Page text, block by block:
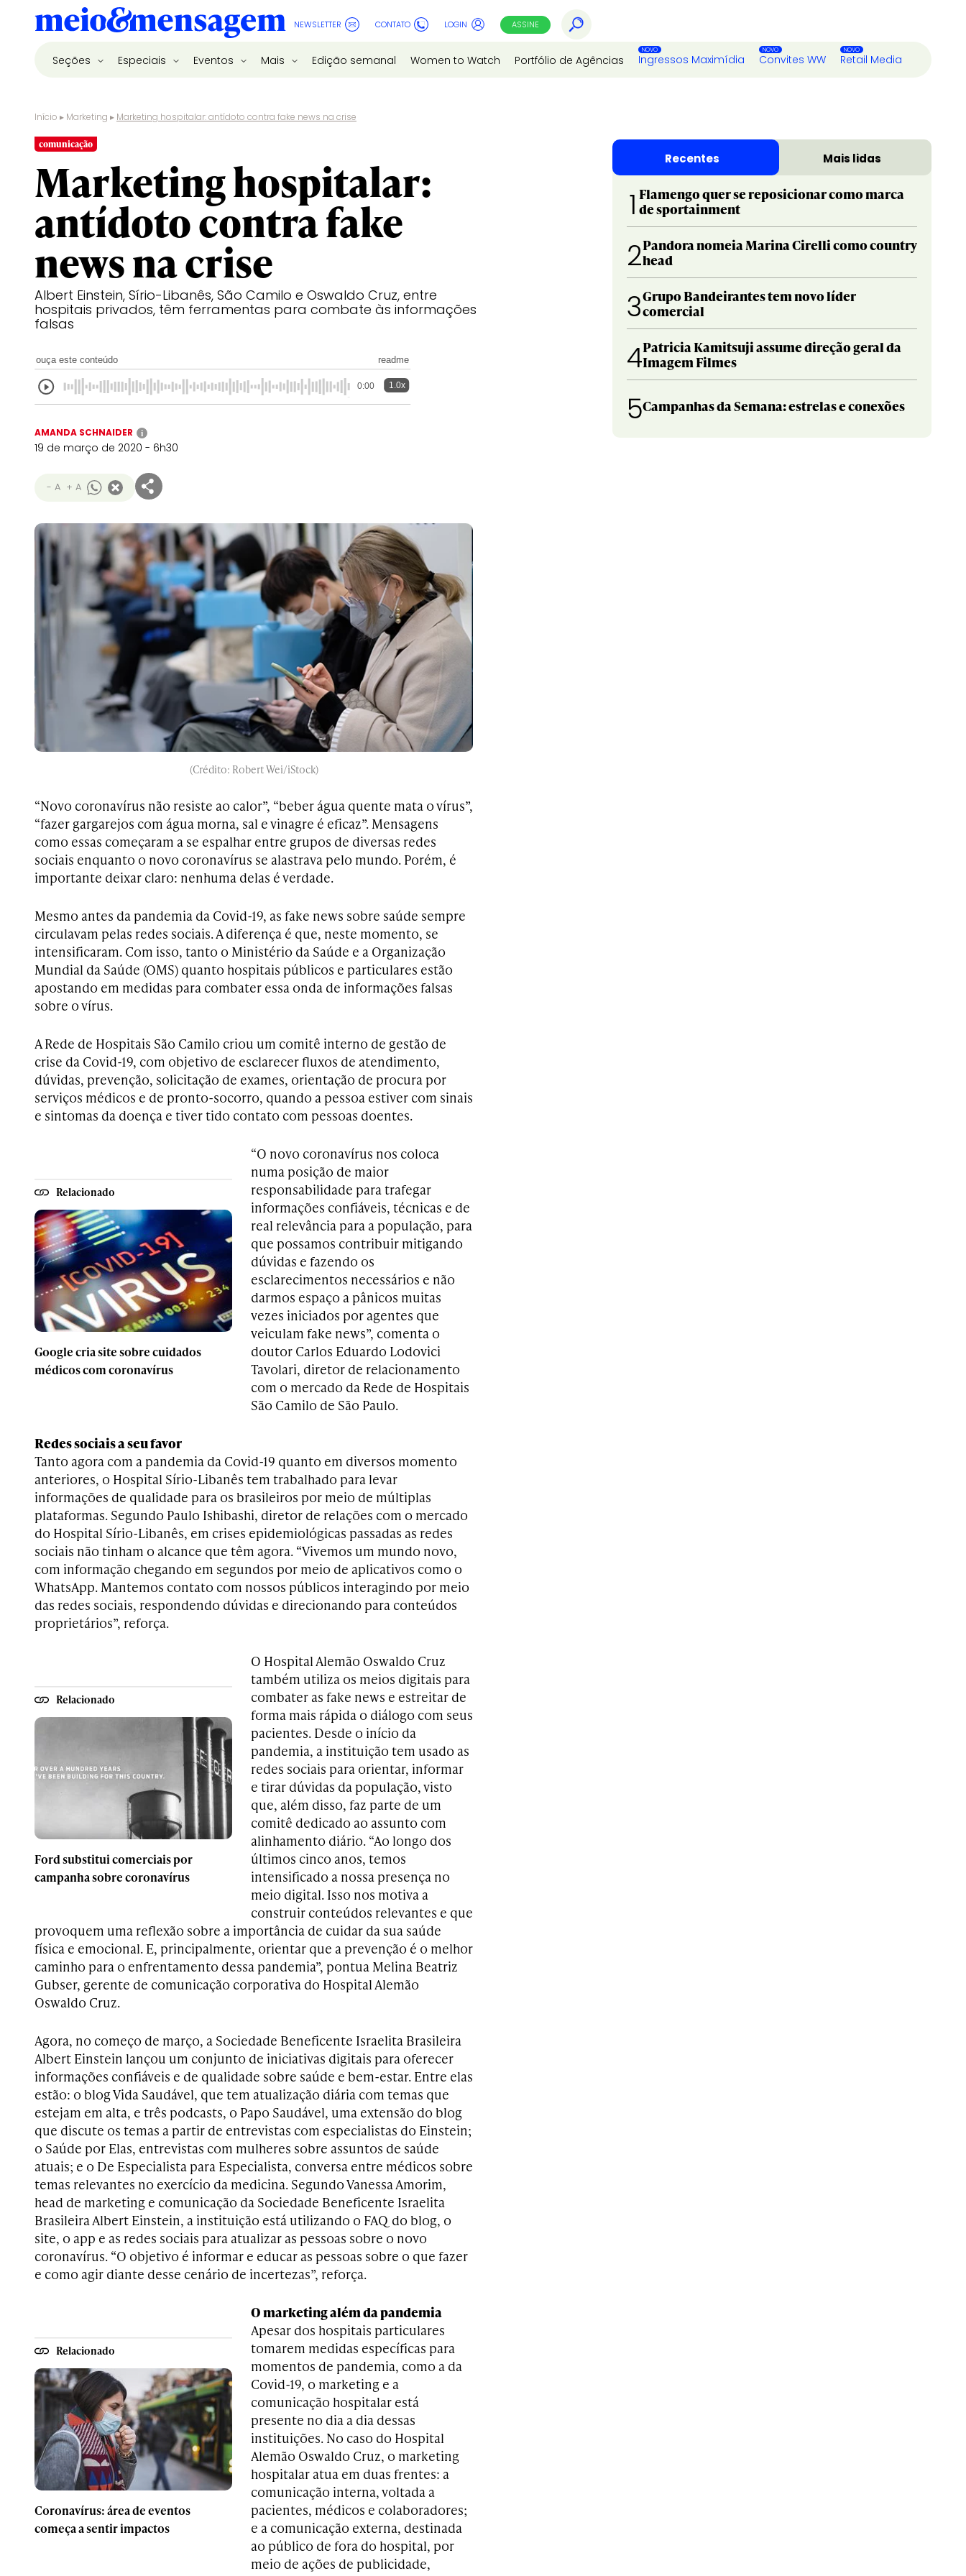
NEWSLETTER CONTATO LOGIN ASSINE
Seções Especiais Eventos Mais Edição semanal Women to Watch Portfólio de Agências Ingressos Maximídia Convites WW Retail Media
Início ▸ Marketing ▸ Marketing hospitalar: antídoto contra fake news na crise
comunicação
Marketing hospitalar:
antídoto contra fake
news na crise
Albert Einstein, Sírio-Libanês, São Camilo e Oswaldo Cruz, entre
hospitais privados, têm ferramentas para combate às informações
falsas
ouça este conteúdo readme
0:00 1.0x
AMANDA SCHNAIDER i
19 de março de 2020 - 6h30
- A + A
(Crédito: Robert Wei/iStock)
“Novo coronavírus não resiste ao calor”, “beber água quente mata o vírus”,
“fazer gargarejos com água morna, sal e vinagre é eficaz”. Mensagens
como essas começaram a se espalhar entre grupos de diversas redes
sociais enquanto o novo coronavírus se alastrava pelo mundo. Porém, é
importante deixar claro: nenhuma delas é verdade.
Mesmo antes da pandemia da Covid-19, as fake news sobre saúde sempre
circulavam pelas redes sociais. A diferença é que, neste momento, se
intensificaram. Com isso, tanto o Ministério da Saúde e a Organização
Mundial da Saúde (OMS) quanto hospitais públicos e particulares estão
apostando em medidas para combater essa onda de informações falsas
sobre o vírus.
A Rede de Hospitais São Camilo criou um comitê interno de gestão de
crise da Covid-19, com objetivo de esclarecer fluxos de atendimento,
dúvidas, prevenção, solicitação de exames, orientação de procura por
serviços médicos e de pronto-socorro, quando a pessoa estiver com sinais
e sintomas da doença e tiver tido contato com pessoas doentes.
Relacionado
Google cria site sobre cuidados
médicos com coronavírus
“O novo coronavírus nos coloca
numa posição de maior
responsabilidade para trafegar
informações confiáveis, técnicas e de
real relevância para a população, para
que possamos contribuir mitigando
dúvidas e fazendo os
esclarecimentos necessários e não
darmos espaço a pânicos muitas
vezes iniciados por agentes que
veiculam fake news”, comenta o
doutor Carlos Eduardo Lodovici
Tavolari, diretor de relacionamento
com o mercado da Rede de Hospitais
São Camilo de São Paulo.
Redes sociais a seu favor
Tanto agora com a pandemia da Covid-19 quanto em diversos momento
anteriores, o Hospital Sírio-Libanês tem trabalhado para levar
informações de qualidade para os brasileiros por meio de múltiplas
plataformas. Segundo Paulo Ishibashi, diretor de relações com o mercado
do Hospital Sírio-Libanês, em crises epidemiológicas passadas as redes
sociais não tinham o alcance que têm agora. “Vivemos um mundo novo,
com informação chegando em segundos por meio de aplicativos como o
WhatsApp. Mantemos contato com nossos públicos interagindo por meio
das redes sociais, respondendo dúvidas e direcionando para conteúdos
proprietários”, reforça.
Relacionado
Ford substitui comerciais por
campanha sobre coronavírus
O Hospital Alemão Oswaldo Cruz
também utiliza os meios digitais para
combater as fake news e estreitar de
forma mais rápida o diálogo com seus
pacientes. Desde o início da
pandemia, a instituição tem usado as
redes sociais para orientar, informar
e tirar dúvidas da população, visto
que, além disso, faz parte de um
comitê dedicado ao assunto com
alinhamento diário. “Ao longo dos
últimos cinco anos, temos
intensificado a nossa presença no
meio digital. Isso nos motiva a
construir conteúdos relevantes e que
provoquem uma reflexão sobre a importância de cuidar da sua saúde
física e emocional. E, principalmente, orientar que a prevenção é o melhor
caminho para o enfrentamento dessa pandemia”, pontua Melina Beatriz
Gubser, gerente de comunicação corporativa do Hospital Alemão
Oswaldo Cruz.
Agora, no começo de março, a Sociedade Beneficente Israelita Brasileira
Albert Einstein lançou um conjunto de iniciativas digitais para oferecer
informações confiáveis e de qualidade sobre saúde e bem-estar. Entre elas
estão: o blog Vida Saudável, que tem atualização diária com temas que
estejam em alta, e três podcasts, o Papo Saudável, uma extensão do blog
que discute os temas a partir de entrevistas com especialistas do Einstein;
o Saúde por Elas, entrevistas com mulheres sobre assuntos de saúde
atuais; e o De Especialista para Especialista, conversa entre médicos sobre
temas relevantes no exercício da medicina. Segundo Vanessa Amorim,
head de marketing e comunicação da Sociedade Beneficente Israelita
Brasileira Albert Einstein, a instituição está utilizando o FAQ do blog, o
site, o app e as redes sociais para atualizar as pessoas sobre o novo
coronavírus. “O objetivo é informar e educar as pessoas sobre o que fazer
e como agir diante desse cenário de incertezas”, reforça.
Relacionado
Coronavírus: área de eventos
começa a sentir impactos
O marketing além da pandemia
Apesar dos hospitais particulares
tomarem medidas específicas para
momentos de pandemia, como a da
Covid-19, o marketing e a
comunicação hospitalar está
presente no dia a dia dessas
instituições. No caso do Hospital
Alemão Oswaldo Cruz, o marketing
hospitalar atua em duas frentes: a
comunicação interna, voltada a
pacientes, médicos e colaboradores;
e a comunicação externa, destinada
ao público de fora do hospital, por
meio de ações de publicidade,
Recentes Mais lidas
1 Flamengo quer se reposicionar como marca
de sportainment
2Pandora nomeia Marina Cirelli como country
head
3Grupo Bandeirantes tem novo líder
comercial
4Patricia Kamitsuji assume direção geral da
Imagem Filmes
5Campanhas da Semana: estrelas e conexões